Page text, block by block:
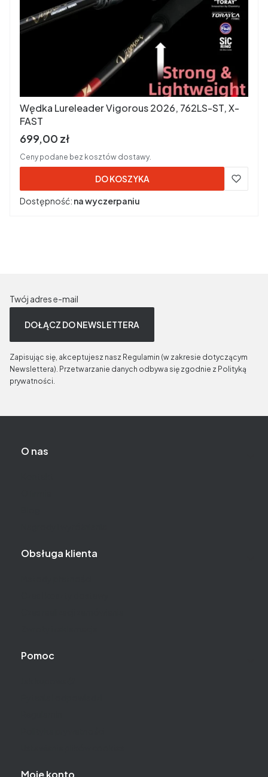
Wędka Lureleader Vigorous 2026, 762LS-ST, X-
FAST
Cena brutto
699,00 zł
Ceny podane bez kosztów dostawy.
DO KOSZYKA
Dostępność: na wyczerpaniu
Twój adres e-mail
DOŁĄCZ DO NEWSLETTERA
Zapisując się, akceptujesz nasz Regulamin (w zakresie dotyczącym
Newslettera). Przetwarzanie danych odbywa się zgodnie z Polityką
prywatności.
Linki w stopce
O nas
Obsługa klienta
Pomoc
Moje konto